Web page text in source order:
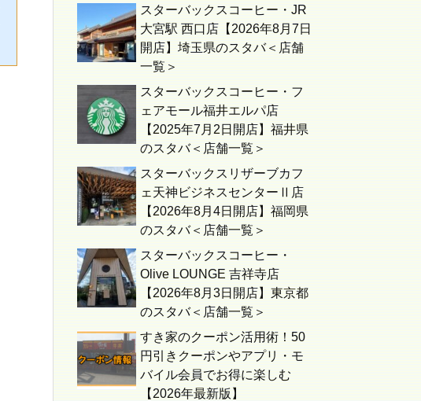
スターバックスコーヒー・JR
大宮駅 西口店【2026年8月7日
開店】埼玉県のスタバ＜店舗
一覧＞
スターバックスコーヒー・フ
ェアモール福井エルパ店
【2025年7月2日開店】福井県
のスタバ＜店舗一覧＞
スターバックスリザーブカフ
ェ天神ビジネスセンターⅡ店
【2026年8月4日開店】福岡県
のスタバ＜店舗一覧＞
スターバックスコーヒー・
Olive LOUNGE 吉祥寺店
【2026年8月3日開店】東京都
のスタバ＜店舗一覧＞
すき家のクーポン活用術！50
円引きクーポンやアプリ・モ
バイル会員でお得に楽しむ
【2026年最新版】